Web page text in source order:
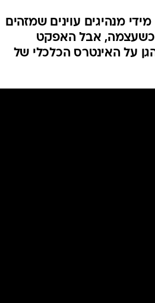
מנהיגים עוינים שמזהים
אבל האפקט
על האינטרס הכלכלי של